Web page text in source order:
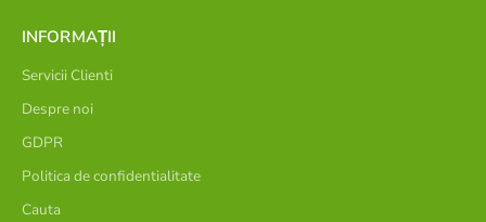
INFORMAȚII
Servicii Clienti
Despre noi
GDPR
Politica de confidentialitate
Cauta